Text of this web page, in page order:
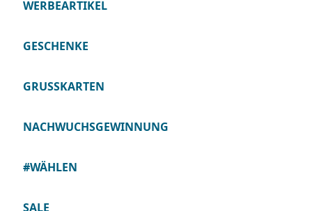
WERBEARTIKEL
GESCHENKE
GRUSSKARTEN
NACHWUCHSGEWINNUNG
#WÄHLEN
SALE